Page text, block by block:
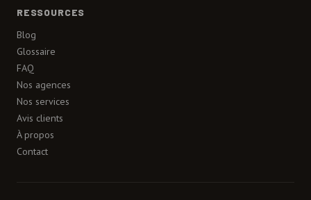
RESSOURCES
Blog
Glossaire
FAQ
Nos agences
Nos services
Avis clients
À propos
Contact